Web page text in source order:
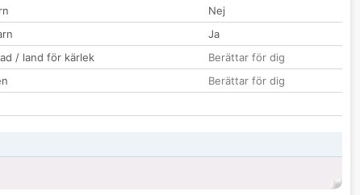
Nej
Ja
/ land för kärlek
Berättar för dig
Berättar för dig